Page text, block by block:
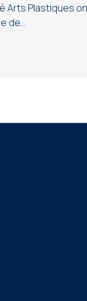
Arts Plastiques
de…